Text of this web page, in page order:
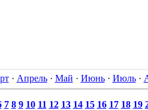
· Апрель· Май · Июнь· Июль·
7 8 9 10 11 12 13 14 15 16 17 18 19